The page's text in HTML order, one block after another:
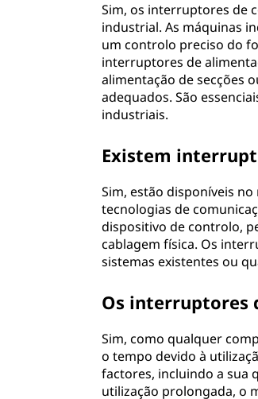
Sim, os interruptores de
industrial. As máquinas
um controlo preciso do
interruptores de
alimentação de secções
adequados. São
industriais.
Existem
Sim, estão disponíveis
tecnologias de
dispositivo de controlo,
cablagem física. Os
sistemas existentes ou
Os interruptores
Sim, como qualquer
o tempo devido à
factores, incluindo a sua
utilização prolongada, o